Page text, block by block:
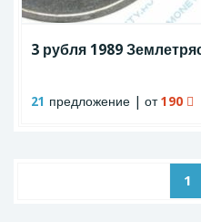
3 рубля 1989
21 предложение | от190
1